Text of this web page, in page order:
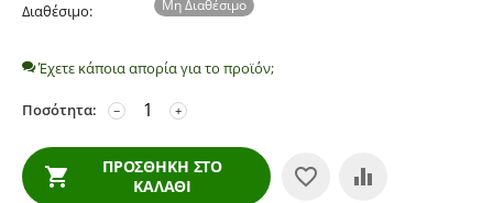
Διαθέσιμο: Μη Διαθέσιμο
Έχετε κάποια απορία για το προϊόν;
Ποσότητα: +
−
ΠΡΟΣΘΉΚΗ ΣΤΟ
ΚΑΛΆΘΙ